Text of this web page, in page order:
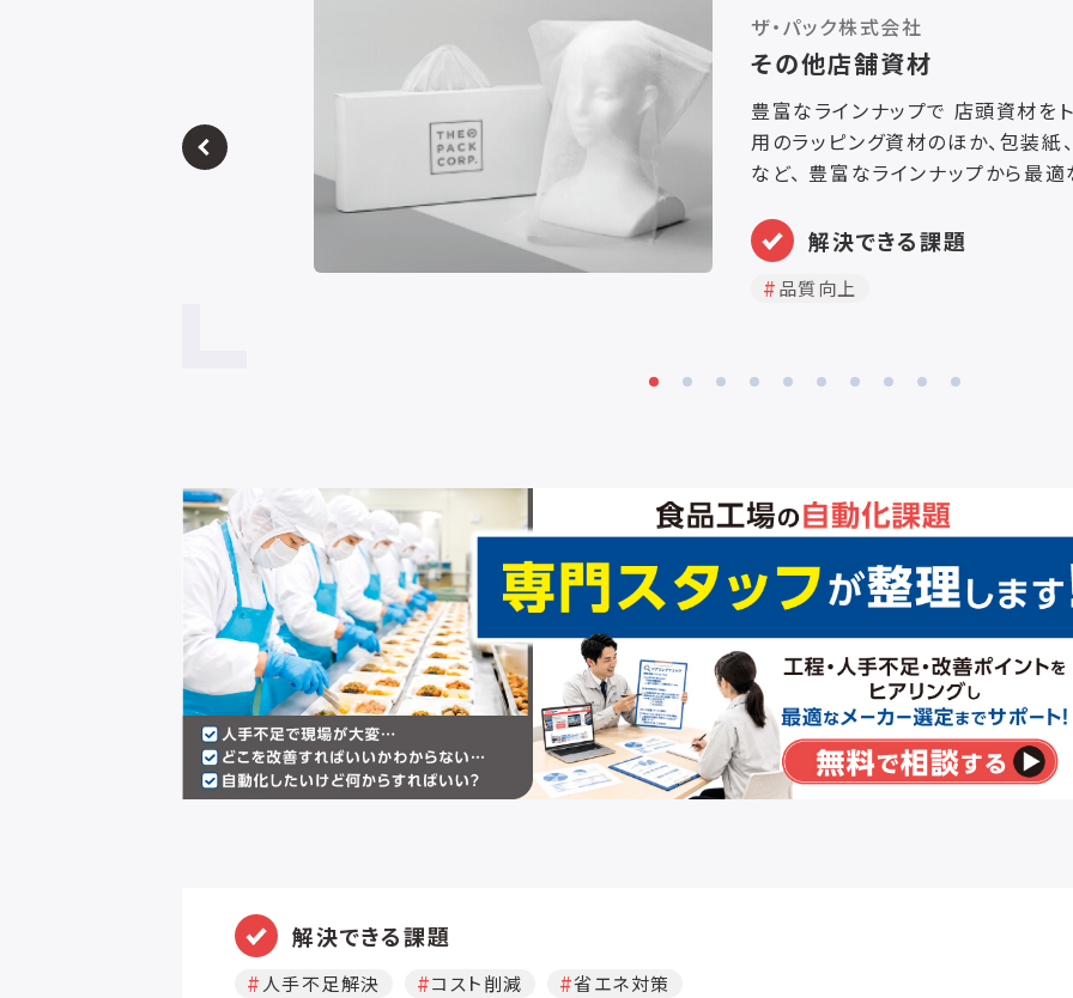
ザ・パック株式会社
その他店舗資材
豊富なラインナップで 店頭資材を
用のラッピング資材のほか、包装紙
など、 豊富なラインナップから最
解決できる課題
品質向上
解決できる課題
人手不足解決 コスト削減 省エネ対策